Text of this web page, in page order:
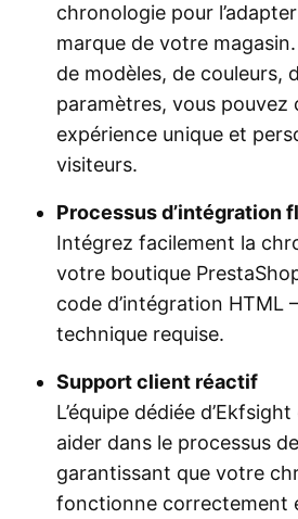
chronologie pour l’adapter
marque de votre
de modèles, de couleurs,
paramètres, vous pouvez
expérience unique et
visiteurs.
Processus d’intégration
Intégrez facilement la
votre boutique
code d’intégration HTML
technique requise.
Support client réactif
L’équipe dédiée
aider dans le processus
garantissant que votre
fonctionne correctement